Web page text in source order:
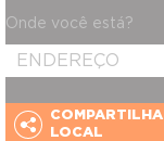
Onde você está?
LOCAL